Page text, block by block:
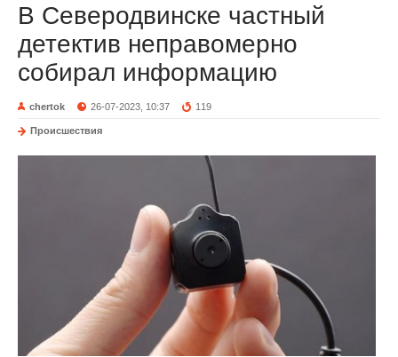
В Северодвинске частный
детектив неправомерно
собирал информацию
chertok 26-07-2023, 10:37 119
Происшествия